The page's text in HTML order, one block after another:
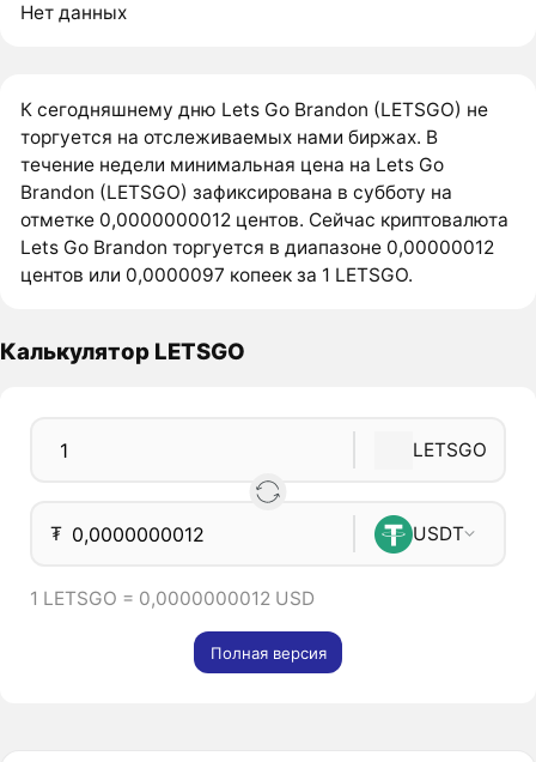
Нет данных
К сегодняшнему дню Lets Go Brandon (LETSGO) не
торгуется на отслеживаемых нами биржах. В
течение недели минимальная цена на Lets Go
Brandon (LETSGO) зафиксирована в субботу на
отметке 0,0000000012 центов. Сейчас криптовалюта
Lets Go Brandon торгуется в диапазоне 0,00000012
центов или 0,0000097 копеек за 1 LETSGO.
Калькулятор LETSGO
LETSGO
₮ USDT
1 LETSGO = 0,0000000012 USD
Полная версия